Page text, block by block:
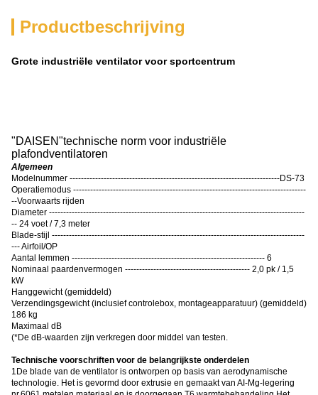
Productbeschrijving
Grote industriële ventilator voor sportcentrum
"DAISEN"technische norm voor industriële
plafondventilatoren
Algemeen
Modelnummer --------------------------------------------------------------------------DS-73
Operatiemodus ----------------------------------------------------------------------------------
--Voorwaarts rijden
Diameter ------------------------------------------------------------------------------------------
-- 24 voet / 7,3 meter
Blade-stijl -----------------------------------------------------------------------------------------
--- Airfoil/OP
Aantal lemmen -------------------------------------------------------------------- 6
Nominaal paardenvermogen -------------------------------------------- 2,0 pk / 1,5
kW
Hanggewicht (gemiddeld)
Verzendingsgewicht (inclusief controlebox, montageapparatuur) (gemiddeld)
186 kg
Maximaal dB
(*De dB-waarden zijn verkregen door middel van testen.
Technische voorschriften voor de belangrijkste onderdelen
1De blade van de ventilator is ontworpen op basis van aerodynamische
technologie. Het is gevormd door extrusie en gemaakt van AI-Mg-legering